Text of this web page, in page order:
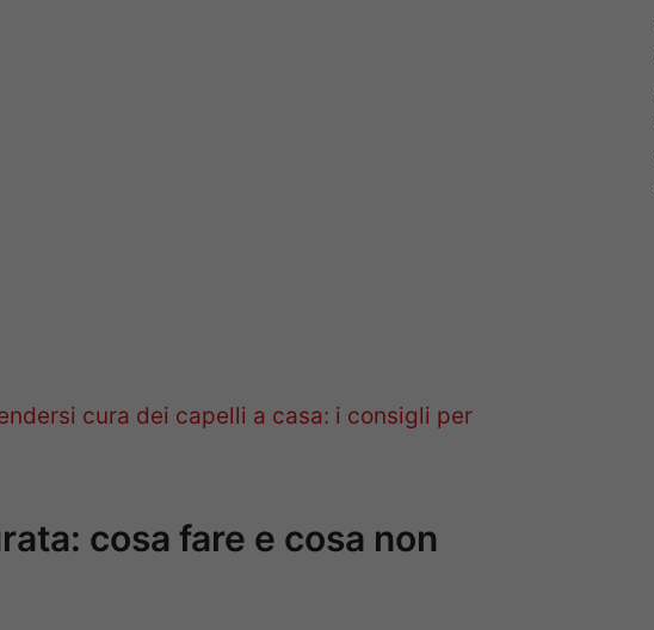
cura dei capelli a casa: i consigli per
cosa fare e cosa non